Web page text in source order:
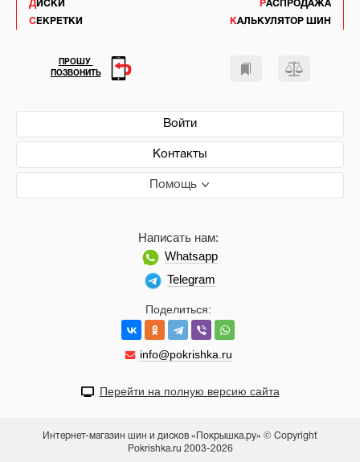
ДИСКИ
СЕКРЕТКИ
РАСПРОДАЖА
КАЛЬКУЛЯТОР ШИН
Войти
Контакты
Помощь
Поделиться:
info@pokrishka.ru
Написать нам:
Whatsapp
Telegram
ПРОШУ
ПОЗВОНИТЬ
Перейти на полную версию сайта
Интернет-магазин шин и дисков «Покрышка.ру» © Copyright
Pokrishka.ru 2003-2026